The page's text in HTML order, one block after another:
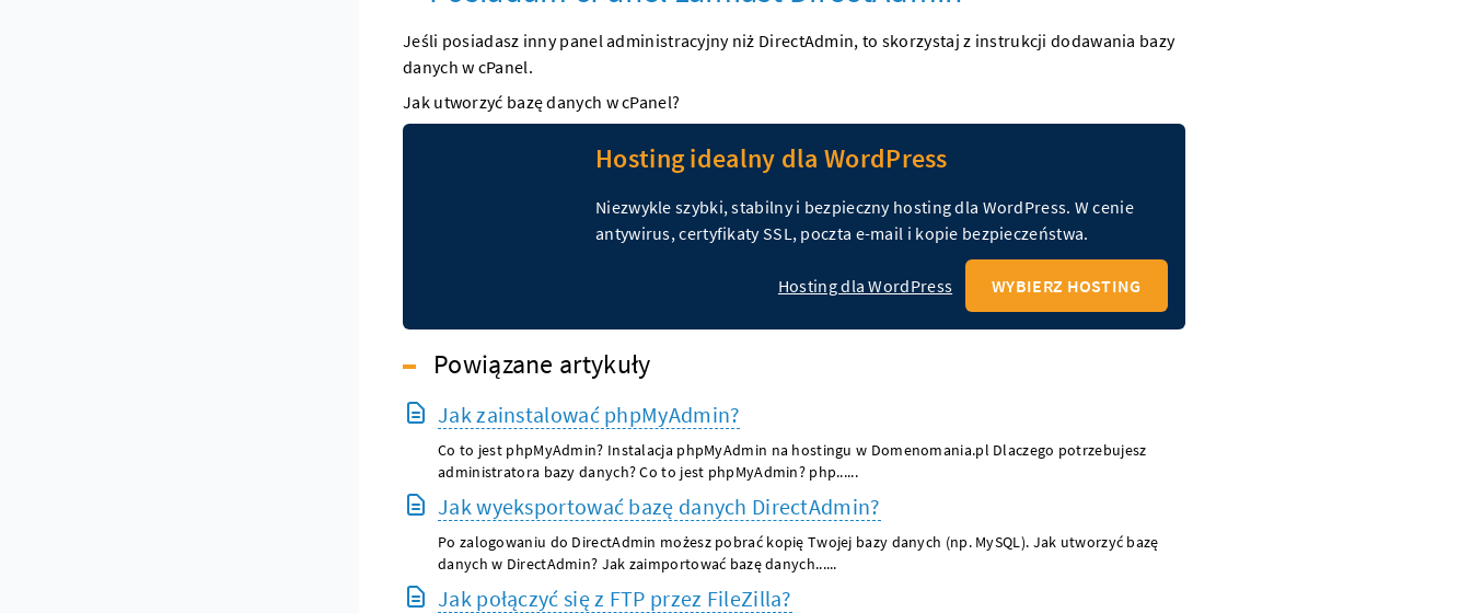
Jeśli posiadasz inny panel administracyjny niż DirectAdmin, to skorzystaj z instrukcji dodawania bazy
danych w cPanel.
Jak utworzyć bazę danych w cPanel?
Hosting idealny dla WordPress
Niezwykle szybki, stabilny i bezpieczny hosting dla WordPress. W cenie
antywirus, certyfikaty SSL, poczta e-mail i kopie bezpieczeństwa.
Hosting dla WordPress WYBIERZ HOSTING
Powiązane artykuły
Jak zainstalować phpMyAdmin?
Co to jest phpMyAdmin? Instalacja phpMyAdmin na hostingu w Domenomania.pl Dlaczego potrzebujesz
administratora bazy danych? Co to jest phpMyAdmin? php......
Jak wyeksportować bazę danych DirectAdmin?
Po zalogowaniu do DirectAdmin możesz pobrać kopię Twojej bazy danych (np. MySQL). Jak utworzyć bazę
danych w DirectAdmin? Jak zaimportować bazę danych......
Jak połączyć się z FTP przez FileZilla?